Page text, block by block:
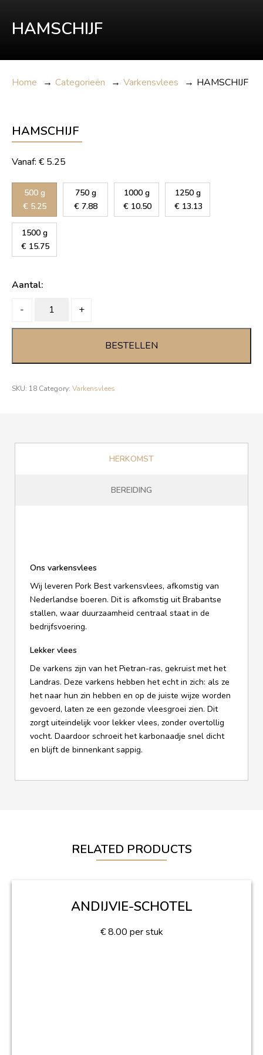
HAMSCHIJF
Home → Categorieën → Varkensvlees → HAMSCHIJF
HAMSCHIJF
Vanaf: € 5.25
500 g
€ 5.25
750 g
€ 7.88
1000 g
€ 10.50
1250 g
€ 13.13
1500 g
€ 15.75
Aantal:
-
HAMSCHIJF+
BESTELLEN
SKU: 18 Category: Varkensvlees
HERKOMST
BEREIDING
Ons varkensvlees
Wij leveren Pork Best varkensvlees, afkomstig van
Nederlandse boeren. Dit is afkomstig uit Brabantse
stallen, waar duurzaamheid centraal staat in de
bedrijfsvoering.
Lekker vlees
De varkens zijn van het Pietran-ras, gekruist met het
Landras. Deze varkens hebben het echt in zich: als ze
het naar hun zin hebben en op de juiste wijze worden
gevoerd, laten ze een gezonde vleesgroei zien. Dit
zorgt uiteindelijk voor lekker vlees, zonder overtollig
vocht. Daardoor schroeit het karbonaadje snel dicht
en blijft de binnenkant sappig.
RELATED PRODUCTS
ANDIJVIE-SCHOTEL
€ 8.00 per stuk